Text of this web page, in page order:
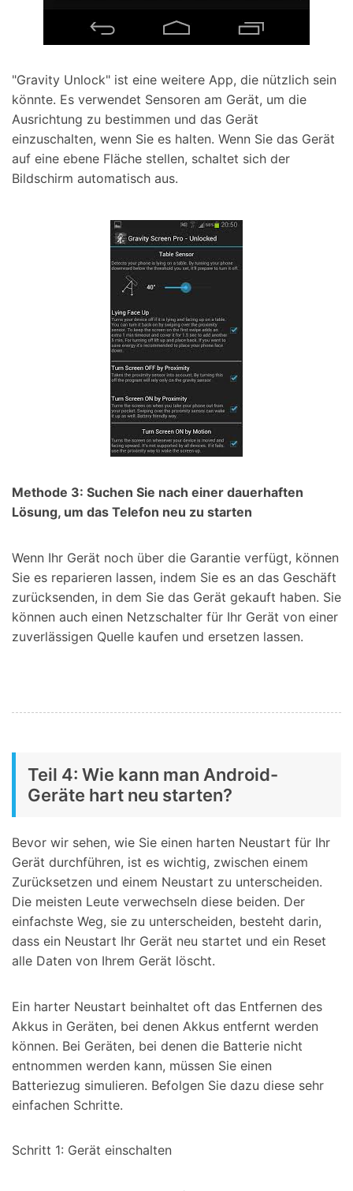
"Gravity Unlock" ist eine weitere App, die nützlich sein
könnte. Es verwendet Sensoren am Gerät, um die
Ausrichtung zu bestimmen und das Gerät
einzuschalten, wenn Sie es halten. Wenn Sie das Gerät
auf eine ebene Fläche stellen, schaltet sich der
Bildschirm automatisch aus.
Methode 3: Suchen Sie nach einer dauerhaften
Lösung, um das Telefon neu zu starten
Wenn Ihr Gerät noch über die Garantie verfügt, können
Sie es reparieren lassen, indem Sie es an das Geschäft
zurücksenden, in dem Sie das Gerät gekauft haben. Sie
können auch einen Netzschalter für Ihr Gerät von einer
zuverlässigen Quelle kaufen und ersetzen lassen.
Teil 4: Wie kann man Android-
Geräte hart neu starten?
Bevor wir sehen, wie Sie einen harten Neustart für Ihr
Gerät durchführen, ist es wichtig, zwischen einem
Zurücksetzen und einem Neustart zu unterscheiden.
Die meisten Leute verwechseln diese beiden. Der
einfachste Weg, sie zu unterscheiden, besteht darin,
dass ein Neustart Ihr Gerät neu startet und ein Reset
alle Daten von Ihrem Gerät löscht.
Ein harter Neustart beinhaltet oft das Entfernen des
Akkus in Geräten, bei denen Akkus entfernt werden
können. Bei Geräten, bei denen die Batterie nicht
entnommen werden kann, müssen Sie einen
Batteriezug simulieren. Befolgen Sie dazu diese sehr
einfachen Schritte.
Schritt 1: Gerät einschalten